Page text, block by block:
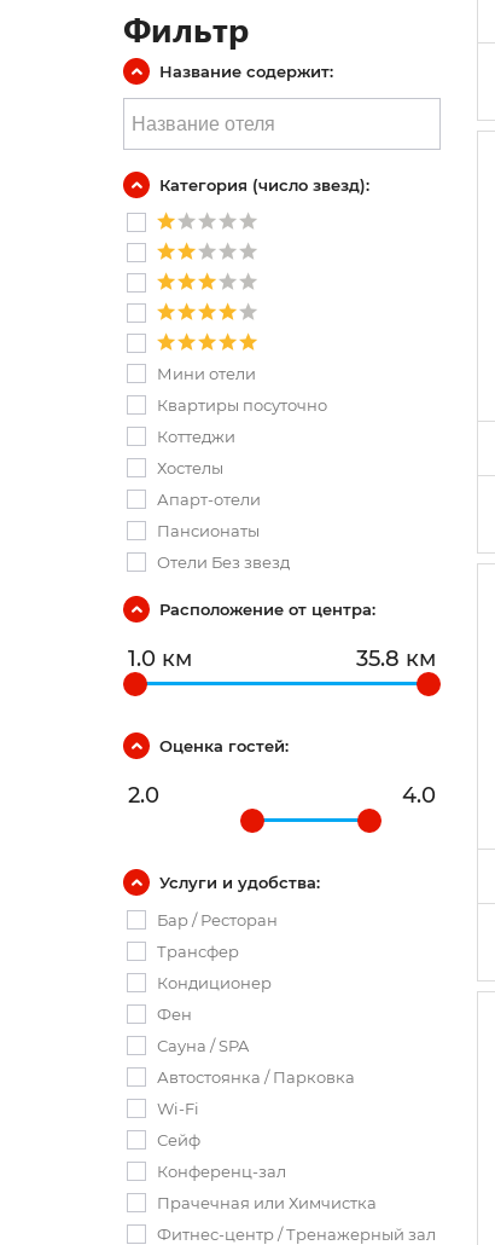
Фильтр
Название содержит:
Категория (число звезд):
Мини отели
Квартиры посуточно
Коттеджи
Хостелы
Апарт-отели
Пансионаты
Отели Без звезд
Расположение от центра:
1.0 км 35.8 км
Оценка гостей:
2.0 4.0
Услуги и удобства:
Бар / Ресторан
Трансфер
Кондиционер
Фен
Сауна / SPA
Автостоянка / Парковка
Wi-Fi
Сейф
Конференц-зал
Прачечная или Химчистка
Фитнес-центр / Тренажерный зал